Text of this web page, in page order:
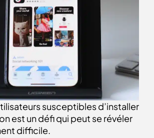
susceptibles d’installer
est un défi qui peut se révéler
difficile.